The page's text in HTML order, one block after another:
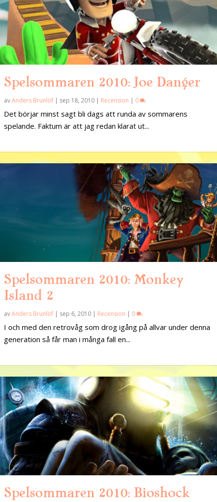
Spelsommaren 2010: Joe Danger
avAnders Brunlöf | sep 18, 2010 | Recension | 0
Det börjar minst sagt bli dags att runda av sommarens
spelande. Faktum är att jag redan klarat ut...
Spelsommaren 2010: Monkey
Island 2
avAnders Brunlöf | sep 6, 2010 | Recension | 0
I och med den retrovåg som drog igång på allvar under denna
generation så får man i många fall en...
Spelsommaren 2010: Bioshock